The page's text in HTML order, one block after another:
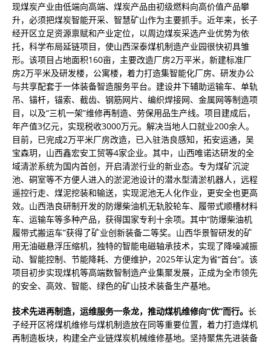
现煤炭产业由低端向高端、煤炭产品由初级燃料向高价值产品攀
升，必须把煤炭智能开采、智慧矿山作为主要抓手。近年来，长子
经开区立足资源禀赋和产业定位，以周边煤炭采选产业优势为依
托，科学布局延链项目，使山西深泰煤机制造产业园很快初具雏
形。该项目占地面积160亩，主要改造厂房2万平米，新建标准厂
房2万平米及研发楼，公寓楼，着力打造集智能化厂房、研发办公
与共享配套于一体装备智造服务平台。建设井下辅助运输车、单轨
吊、锚杆，锚索、截齿、钢筋网片、编织焊接网、金属网等制造项
目，以及“三机一架”维修再制造、劳保用品生产线。项目建成后，
年产值3亿元，实现税收3000万元。解决当地人口就业200余人。
目前，已完成2万平米厂房改造，已入驻浩良感知，拓安运通，吴
宝森玥，山西鑫宏安工贸等4家企业。其中，山西唯诺达研发的全
域清淤系统为国内首创，开启清淤行业的新业态。专为煤矿沉淀
池、硐室等不方便人进入的淤泥池设计的潜水型清淤机器人，远程
遥控行走、煤泥挖装和输送，实现泥池无人化作业，更安全也更高
效。山西浩良研制开发的防爆柴油机无轨胶轮车、履带式顺槽材料
车、运输车等多种产品，获得国家专利十余项。其中“防爆柴油机
履带式搬运车”获得了矿业创新装备二等奖。山西华景智研发的矿
用无油磁悬浮压缩机，独特的智能电磁轴承技术，实现了降噪减振
动、智能控制、节能降耗、方便维护，2025年认定为省“首台”。该
项目初步实现煤机等高端数智制造产业集聚发展，正成为全市领先
的安全、高效、智能、绿色的矿山技术装备生产基地。
技术先进再制造，运维服务一条龙，推动煤机维修向“优”而行。 长
子经开区将煤机维修与煤机制造放在同等重要位置，着力打造煤机
再制造板块，构建全产业链煤炭机械维修基地。坚持聚焦先进装备